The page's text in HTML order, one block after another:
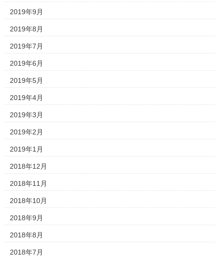
2019年9月
2019年8月
2019年7月
2019年6月
2019年5月
2019年4月
2019年3月
2019年2月
2019年1月
2018年12月
2018年11月
2018年10月
2018年9月
2018年8月
2018年7月